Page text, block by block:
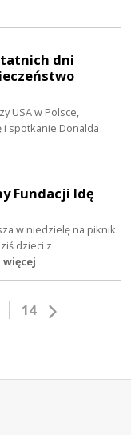
dni
USA w Polsce,
i spotkanie Donalda
Fundacji Idę
w niedzielę na piknik
dzieci z
więcej
14